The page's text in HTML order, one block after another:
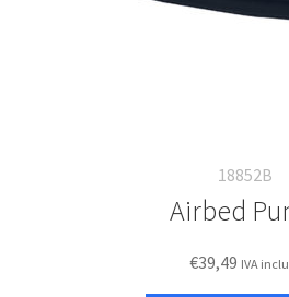
18852B
Airbed
€39,49 IVA